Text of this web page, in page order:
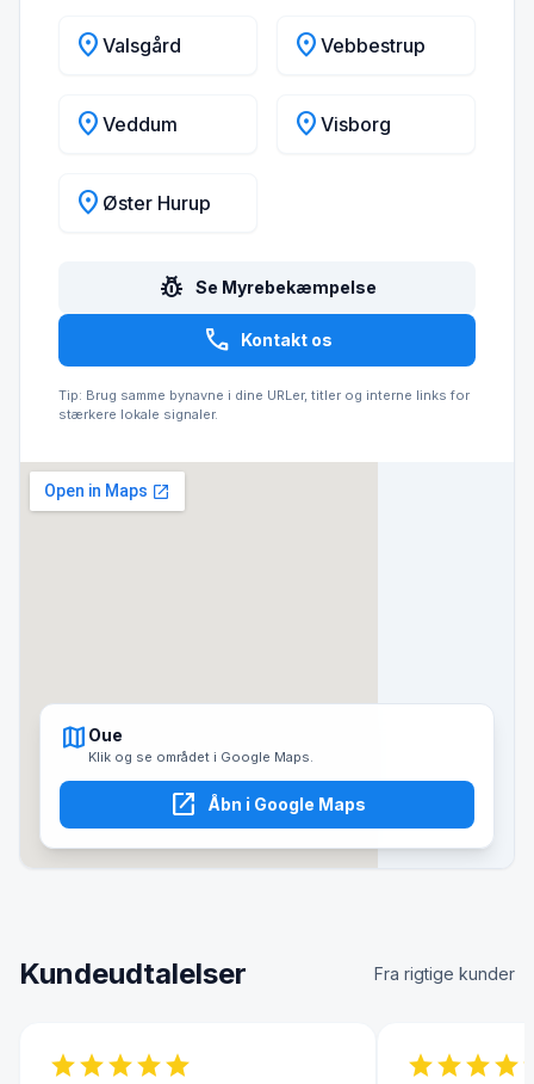
location_on Valsgård location_on Vebbestrup
location_on Veddum location_on Visborg
location_on Øster Hurup
pest_control Se Myrebekæmpelse
call Kontakt os
Tip: Brug samme bynavne i dine URLer, titler og interne links for
stærkere lokale signaler.
map Oue
Klik og se området i Google Maps.
open_in_new Åbn i Google Maps
Kundeudtalelser Fra rigtige kunder
starstarstarstarstar starstarstarstar